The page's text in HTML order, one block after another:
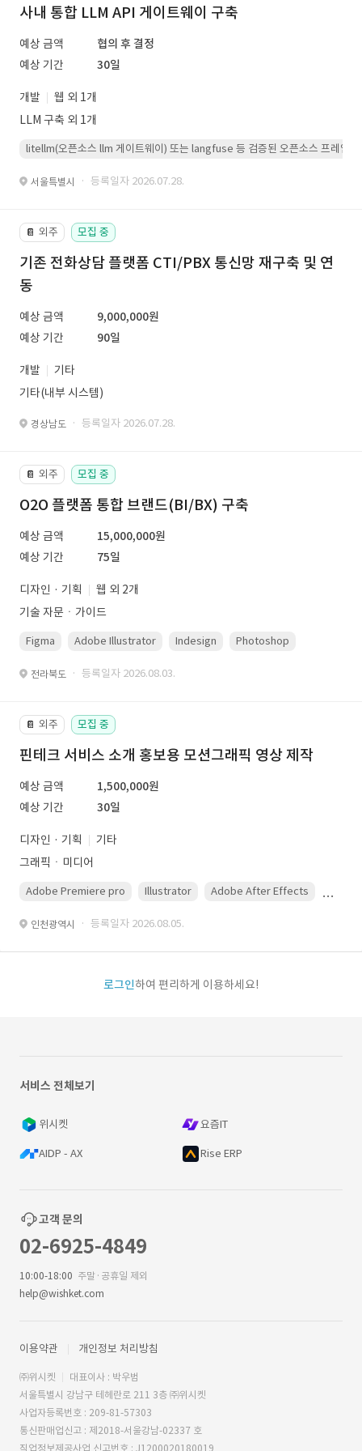
사내 통합 LLM API 게이트웨이 구축
예상 금액
협의 후 결정
예상 기간
30일
개발
웹 외 1개
LLM 구축 외 1개
litellm(오픈소스 llm 게이트웨이) 또는 langfuse 등 검증된 오픈소스 프레임워
서울특별시 · 등록일자 2026.07.28.
📔 외주 모집 중
기존 전화상담 플랫폼 CTI/PBX 통신망 재구축 및 연
동
예상 금액
9,000,000원
예상 기간
90일
개발
기타
기타(내부 시스템)
경상남도 · 등록일자 2026.07.28.
📔 외주 모집 중
O2O 플랫폼 통합 브랜드(BI/BX) 구축
예상 금액
15,000,000원
예상 기간
75일
디자인 · 기획
웹 외 2개
기술 자문ㆍ가이드
Figma Adobe Illustrator Indesign Photoshop
전라북도 · 등록일자 2026.08.03.
📔 외주 모집 중
핀테크 서비스 소개 홍보용 모션그래픽 영상 제작
예상 금액
1,500,000원
예상 기간
30일
디자인 · 기획
기타
그래픽ㆍ미디어
Adobe Premiere pro Illustrator Adobe After Effects
인천광역시 · 등록일자 2026.08.05.
로그인하여 편리하게 이용하세요!
서비스 전체보기
위시켓 요즘IT
AIDP - AX Rise ERP
고객 문의
02-6925-4849
10:00-18:00 주말·공휴일 제외
help@wishket.com
이용약관 개인정보 처리방침
㈜위시켓
대표이사 : 박우범
서울특별시 강남구 테헤란로 211 3층 ㈜위시켓
사업자등록번호 : 209-81-57303
통신판매업신고 : 제2018-서울강남-02337 호
직업정보제공사업 신고번호 : J1200020180019